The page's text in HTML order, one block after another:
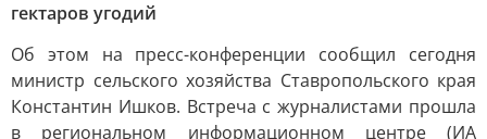
гектаров угодий
Об этом на пресс-конференции сообщил сегодня
министр сельского хозяйства Ставропольского края
Константин Ишков. Встреча с журналистами прошла
в региональном информационном центре (ИА